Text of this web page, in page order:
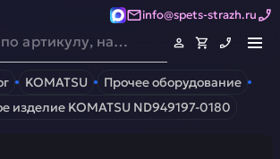
info@spets-strazh.ru
для спецтехники
KOMATSU
Прочее оборудование
изделие KOMATSU ND949197-0180